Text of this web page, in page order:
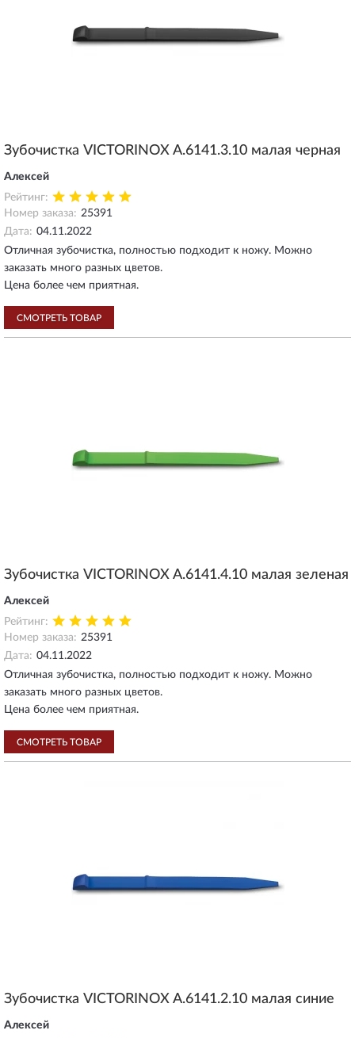
Зубочистка VICTORINOX A.6141.3.10 малая черная
Алексей
Рейтинг:
Номер заказа: 25391
Дата: 04.11.2022
Отличная зубочистка, полностью подходит к ножу. Можно
заказать много разных цветов.
Цена более чем приятная.
СМОТРЕТЬ ТОВАР
Зубочистка VICTORINOX A.6141.4.10 малая зеленая
Алексей
Рейтинг:
Номер заказа: 25391
Дата: 04.11.2022
Отличная зубочистка, полностью подходит к ножу. Можно
заказать много разных цветов.
Цена более чем приятная.
СМОТРЕТЬ ТОВАР
Зубочистка VICTORINOX A.6141.2.10 малая синие
Алексей